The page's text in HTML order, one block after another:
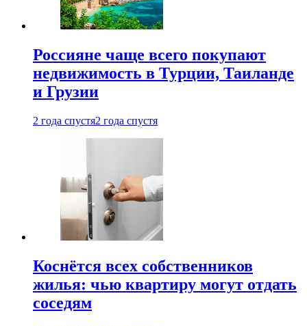
Россияне чаще всего покупают
недвижимость в Турции, Таиланде
и Грузии
2 года спустя2 года спустя
Коснётся всех собственников
жилья: чью квартиру могут отдать
соседям